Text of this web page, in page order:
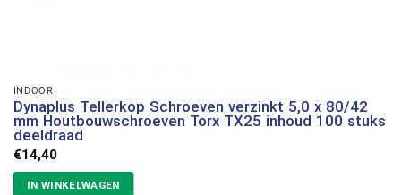
INDOOR
Dynaplus Tellerkop Schroeven verzinkt 5,0 x 80/42
mm Houtbouwschroeven Torx TX25 inhoud 100 stuks
deeldraad
€14,40
IN WINKELWAGEN